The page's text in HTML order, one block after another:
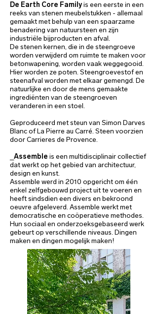
De Earth Core Familyis een eerste in een
reeks van stenen meubelstukken - allemaal
gemaakt met behulp van een spaarzame
benadering van natuursteen en zijn
industriële bijproducten en afval.
De stenen kernen, die in de steengroeve
worden verwijderd om ruimte te maken voor
betonwapening, worden vaak weggegooid.
Hier worden ze poten. Steengroevestof en
steenafval worden met elkaar gemengd. De
natuurlijke en door de mens gemaakte
ingrediënten van de steengroeven
veranderen in een stoel.
Geproduceerd met steun van Simon Darves
Blanc of La Pierre au Carré. Steen voorzien
door Carrieres de Provence.
Assemble is een multidisciplinair collectief
dat werkt op het gebied van architectuur,
design en kunst.
Assemble werd in 2010 opgericht om één
enkel zelfgebouwd project uit te voeren en
heeft sindsdien een divers en bekroond
oeuvre afgeleverd. Assemble werkt met
democratische en coöperatieve methodes.
Hun sociaal en onderzoeksgebaseerd werk
gebeurt op verschillende niveaus. Dingen
maken en dingen mogelijk maken!